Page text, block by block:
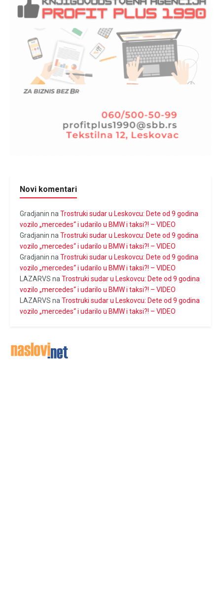
Novi komentari
Gradjanin naTrostruki sudar u Leskovcu: Dete od 9 godina
vozilo „mercedes“ i udarilo u BMW i taksi?! – VIDEO
Gradjanin naTrostruki sudar u Leskovcu: Dete od 9 godina
vozilo „mercedes“ i udarilo u BMW i taksi?! – VIDEO
Gradjanin naTrostruki sudar u Leskovcu: Dete od 9 godina
vozilo „mercedes“ i udarilo u BMW i taksi?! – VIDEO
LAZARVS naTrostruki sudar u Leskovcu: Dete od 9 godina
vozilo „mercedes“ i udarilo u BMW i taksi?! – VIDEO
LAZARVS naTrostruki sudar u Leskovcu: Dete od 9 godina
vozilo „mercedes“ i udarilo u BMW i taksi?! – VIDEO